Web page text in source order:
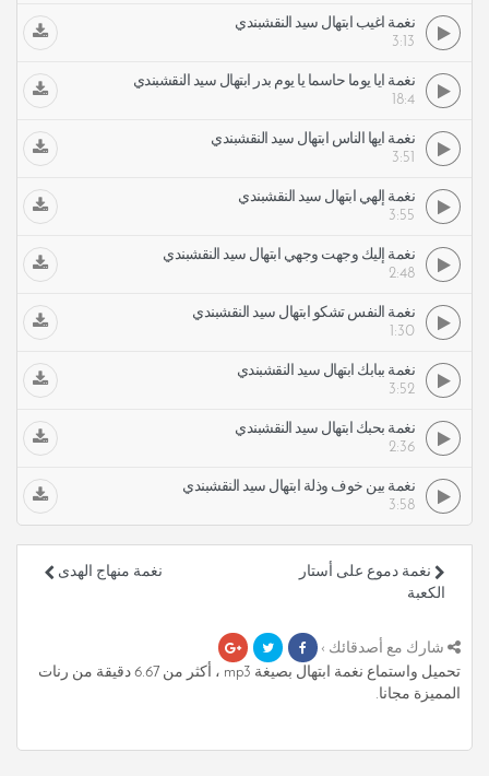
نغمة أغيب ابتهال سيد النقشبندي
3:13
نغمة أيا يوما حاسما يا يوم بدر ابتهال سيد النقشبندي
18:4
نغمة أيها الناس ابتهال سيد النقشبندي
3:51
نغمة إلهي ابتهال سيد النقشبندي
3:55
نغمة إليك وجهت وجهي ابتهال سيد النقشبندي
2:48
نغمة النفس تشكو ابتهال سيد النقشبندي
1:30
نغمة ببابك ابتهال سيد النقشبندي
3:52
نغمة بحبك ابتهال سيد النقشبندي
2:36
نغمة بين خوف وذلة ابتهال سيد النقشبندي
3:58
نغمة منهاج الهدى
نغمة دموع على أستار
الكعبة
شارك مع أصدقائك ›
تحميل واستماع نغمة ابتهال بصيغة mp3 ، أكثر من 6.67 دقيقة من رنات
المميزة مجانا.